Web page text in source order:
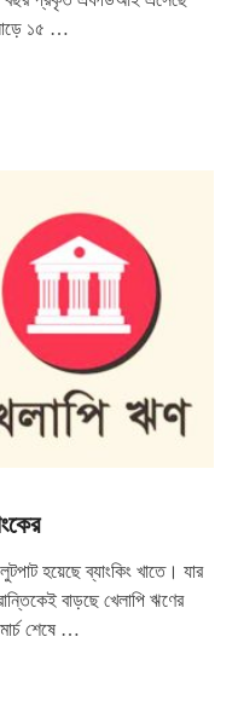
১৫ …
হয়েছে ব্যাংকিং খাতে। যার
বাড়ছে খেলাপি ঋণের
শেষে …